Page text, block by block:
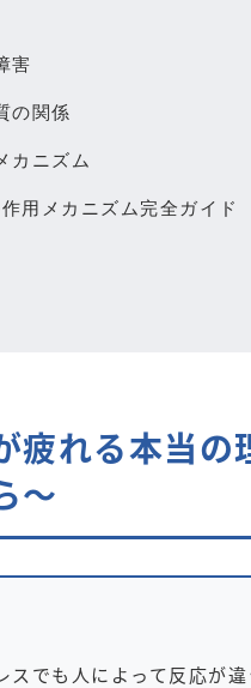
害
の関係
カニズム
用メカニズム完全ガイド
疲れる本当
～
スでも人によって反応が違